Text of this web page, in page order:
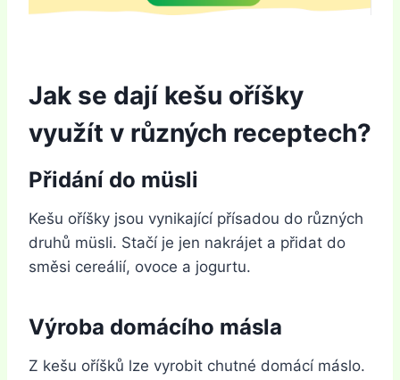
Jak se dají kešu oříšky
využít v různých receptech?
Přidání do müsli
Kešu oříšky jsou vynikající přísadou do různých
druhů müsli. Stačí je jen nakrájet a přidat do
směsi cereálií, ovoce a jogurtu.
Výroba domácího másla
Z kešu oříšků lze vyrobit chutné domácí máslo.